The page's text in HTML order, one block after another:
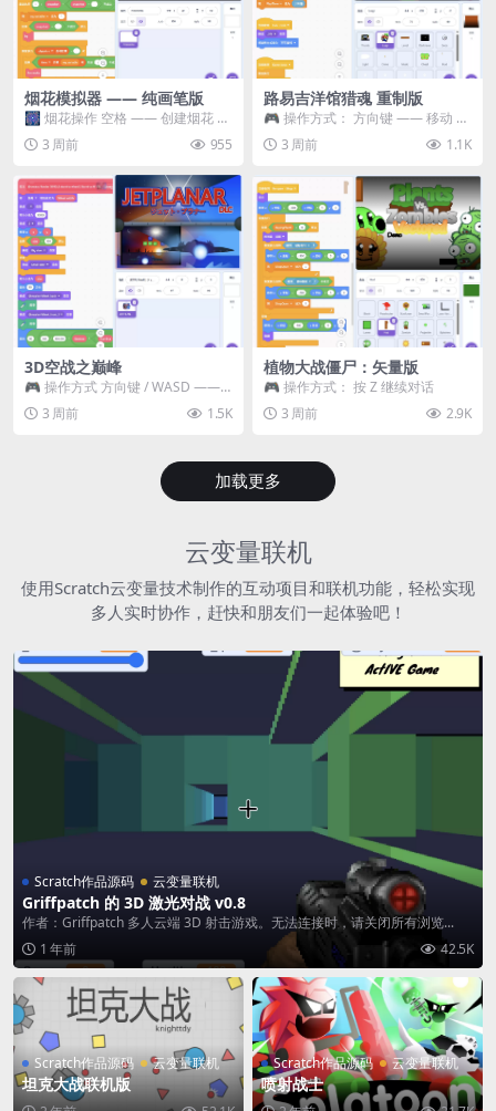
烟花模拟器 —— 纯画笔版
🎆 烟花操作 空格 —— 创建烟花 1
~ 3 —— 切换烟花类型 普通烟花
嘶...3 周前 955
路易吉洋馆猎魂 重制版
🎮 操作方式： 方向键 —— 移动 &
跳跃 空格 —— 打开宝箱 将你...
3 周前 1.1K
3D空战之巅峰
🎮 操作方式 方向键 / WASD ——
移动 Z / K —— 射击 / 攻击...
3 周前 1.5K
植物大战僵尸：矢量版
🎮 操作方式： 按 Z 继续对话
3 周前
2.9K
加载更多
云变量联机
使用Scratch云变量技术制作的互动项目和联机功能，轻松实现
多人实时协作，赶快和朋友们一起体验吧！
Scratch作品源码 云变量联机
Griffpatch 的 3D 激光对战 v0.8
作者：Griffpatch 多人云端 3D 射击游戏。无法连接时，请关闭所有浏览...
1 年前
42.5K
Scratch作品源码 云变量联机
坦克大战联机版
Scratch作品源码 云变量联机
喷射战士